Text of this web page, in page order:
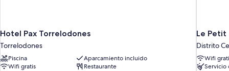
Hotel Pax Torrelodones
Torrelodones
Piscina
Aparcamiento incluido
Wifi gratis
Restaurante
Le Petit
Distrito
Wifi
Servicio